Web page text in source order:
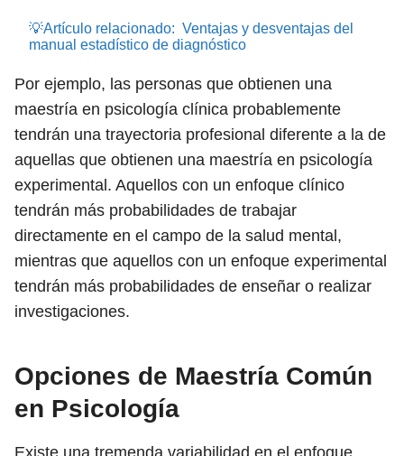
💡Artículo relacionado: Ventajas y desventajas del
manual estadístico de diagnóstico
Por ejemplo, las personas que obtienen una
maestría en psicología clínica probablemente
tendrán una trayectoria profesional diferente a la de
aquellas que obtienen una maestría en psicología
experimental. Aquellos con un enfoque clínico
tendrán más probabilidades de trabajar
directamente en el campo de la salud mental,
mientras que aquellos con un enfoque experimental
tendrán más probabilidades de enseñar o realizar
investigaciones.
Opciones de Maestría Común
en Psicología
Existe una tremenda variabilidad en el enfoque